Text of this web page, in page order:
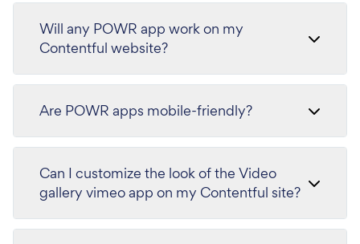
Will any POWR app work on my
Contentful website?
Are POWR apps mobile-friendly?
Can I customize the look of the Video
gallery vimeo app on my Contentful site?